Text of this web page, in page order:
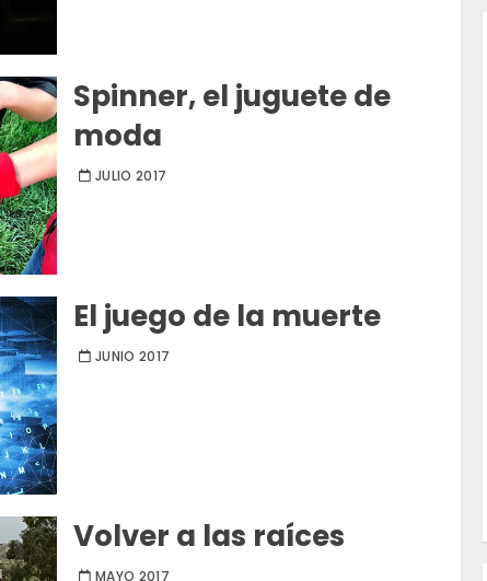
Spinner, el juguete de
moda
JULIO 2017
El juego de la muerte
JUNIO 2017
Volver a las raíces
MAYO 2017